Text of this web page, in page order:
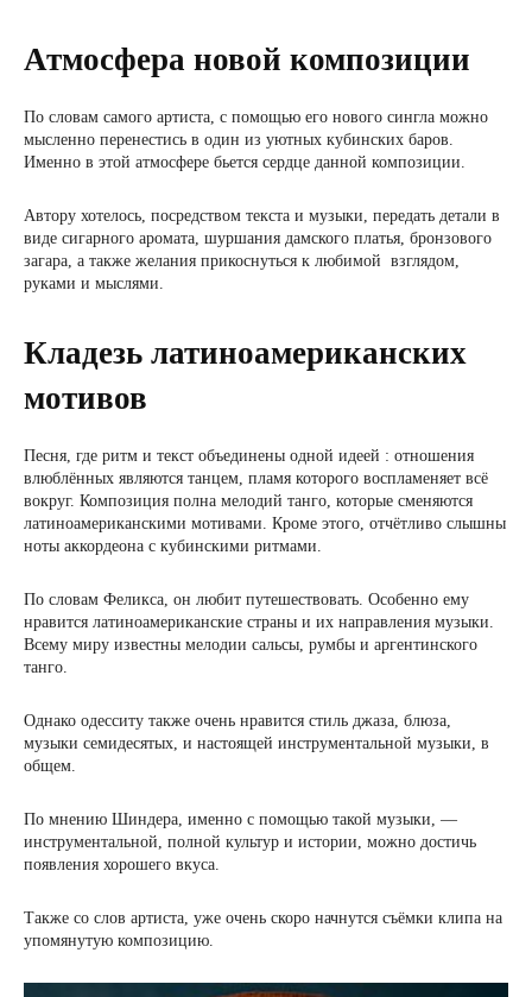
Атмосфера новой композиции
По словам самого артиста, с помощью его нового сингла можно
мысленно перенестись в один из уютных кубинских баров.
Именно в этой атмосфере бьется сердце данной композиции.
Автору хотелось, посредством текста и музыки, передать детали в
виде сигарного аромата, шуршания дамского платья, бронзового
загара, а также желания прикоснуться к любимой взглядом,
руками и мыслями.
Кладезь латиноамериканских
мотивов
Песня, где ритм и текст объединены одной идеей : отношения
влюблённых являются танцем, пламя которого воспламеняет всё
вокруг. Композиция полна мелодий танго, которые сменяются
латиноамериканскими мотивами. Кроме этого, отчётливо слышны
ноты аккордеона с кубинскими ритмами.
По словам Феликса, он любит путешествовать. Особенно ему
нравится латиноамериканские страны и их направления музыки.
Всему миру известны мелодии сальсы, румбы и аргентинского
танго.
Однако одесситу также очень нравится стиль джаза, блюза,
музыки семидесятых, и настоящей инструментальной музыки, в
общем.
По мнению Шиндера, именно с помощью такой музыки, —
инструментальной, полной культур и истории, можно достичь
появления хорошего вкуса.
Также со слов артиста, уже очень скоро начнутся съёмки клипа на
упомянутую композицию.